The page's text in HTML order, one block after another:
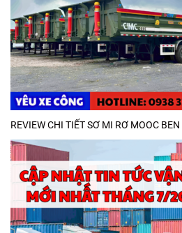
REVIEW CHI TIẾT SƠ MI RƠ MOOC BEN